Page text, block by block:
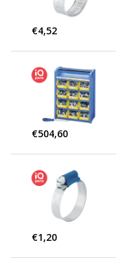
€4,52
€504,60
€1,20